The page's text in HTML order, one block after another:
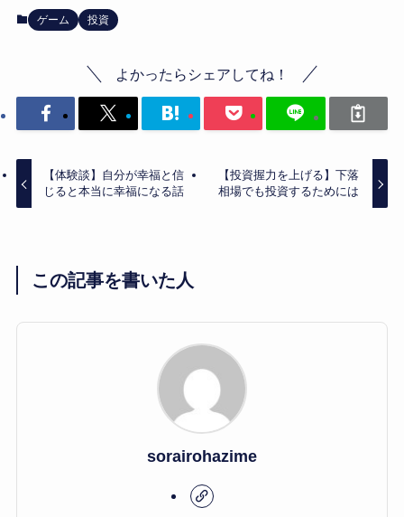
ゲーム 投資
よかったらシェアしてね！
【体験談】自分が幸福と信
じると本当に幸福になる話
【投資握力を上げる】下落
相場でも投資するためには
この記事を書いた人
sorairohazime